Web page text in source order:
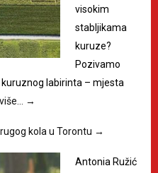
visokim
stabljikama
kuruze?
Pozivamo
labirinta – mjesta
→
kola u Torontu →
Antonia Ružić